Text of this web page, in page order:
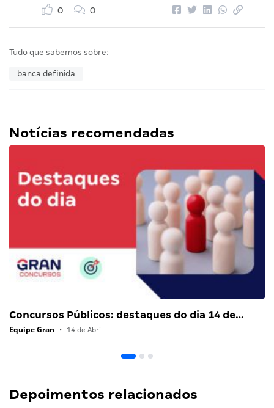
0 0
Tudo que sabemos sobre:
banca definida
Notícias recomendadas
Concursos Públicos: destaques do dia 14 de…
Equipe Gran • 14 de Abril
Depoimentos relacionados